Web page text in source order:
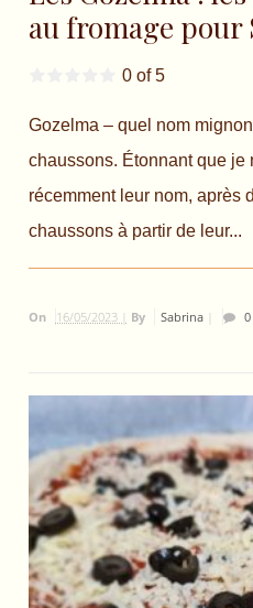
au fromage pour
0 of 5
Gozelma – quel nom
chaussons. Étonnant que je
récemment leur nom, après
chaussons à partir de leur...
On 16/05/2023 | By Sabrina|